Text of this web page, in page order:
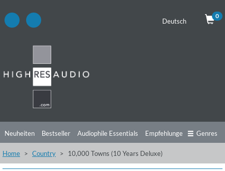
Deutsch
0
Neuheiten Bestseller Audiophile Essentials Empfehlungen
Hörtipps Top Alben Angebote Preorder Vorschau
Genres
Home Country 10,000 Towns (10 Years Deluxe)